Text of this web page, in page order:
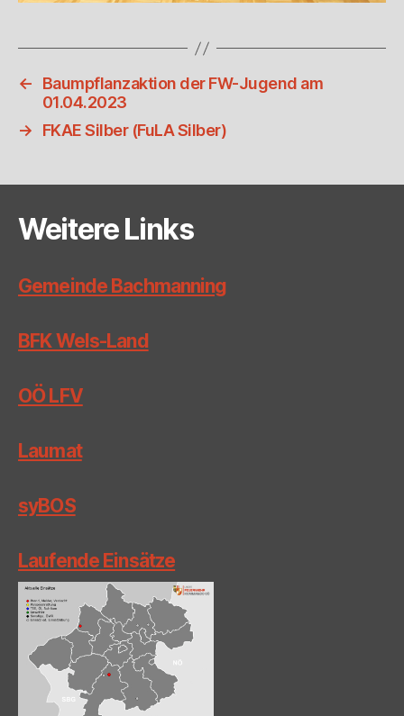
←
Baumpflanzaktion der FW-Jugend am
01.04.2023
→
FKAE Silber (FuLA Silber)
Weitere Links
Gemeinde Bachmanning
BFK Wels-Land
OÖ LFV
Laumat
syBOS
Laufende Einsätze